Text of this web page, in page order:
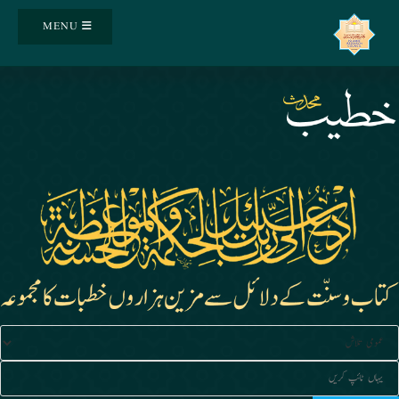
MENU